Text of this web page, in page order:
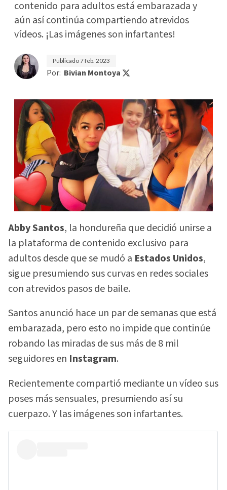
contenido para adultos está embarazada y
aún así continúa compartiendo atrevidos
vídeos. ¡Las imágenes son infartantes!
Publicado7 feb. 2023
Por: Bivian Montoya
Abby Santos, la hondureña que decidió unirse a
la plataforma de contenido exclusivo para
adultos desde que se mudó a Estados Unidos,
sigue presumiendo sus curvas en redes sociales
con atrevidos pasos de baile.
Santos anunció hace un par de semanas que está
embarazada, pero esto no impide que continúe
robando las miradas de sus más de 8 mil
seguidores en Instagram.
Recientemente compartió mediante un vídeo sus
poses más sensuales, presumiendo así su
cuerpazo. Y las imágenes son infartantes.